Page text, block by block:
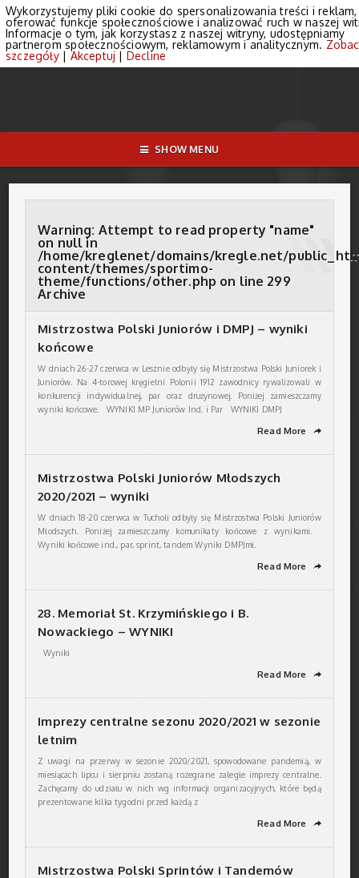
SHOW MENU
Warning: Attempt to read property "name"
on null in
/home/kreglenet/domains/kregle.net/
content/themes/sportimo-
theme/functions/other.php on line 299
Archive
Mistrzostwa Polski Juniorów i DMPJ – wyniki
końcowe
W dniach 26-27 czerwca w Lesznie odbyły się Mistrzostwa Polski Juniorek i
Juniorów. Na 4-torowej kręgielni Polonii 1912 zawodnicy rywalizowali w
konkurencji indywidualnej, par oraz drużynowej. Poniżej zamieszczamy
wyniki końcowe. WYNIKI MP Juniorów Ind. i Par WYNIKI DMPJ
Read More ➦
Mistrzostwa Polski Juniorów Młodszych
2020/2021 – wyniki
W dniach 18-20 czerwca w Tucholi odbyły się Mistrzostwa Polski Juniorów
Młodszych. Poniżej zamieszczamy komunikaty końcowe z wynikami.
Wyniki końcowe ind., par, sprint, tandem Wyniki DMPJmł.
Read More ➦
28. Memoriał St. Krzymińskiego i B.
Nowackiego – WYNIKI
Wyniki
Read More ➦
Imprezy centralne sezonu 2020/2021 w sezonie
letnim
Z uwagi na przerwy w sezonie 2020/2021, spowodowane pandemią, w
miesiącach lipcu i sierpniu zostaną rozegrane zaległe imprezy centralne.
Zachęcamy do udziału w nich wg informacji organizacyjnych, które będą
prezentowane kilka tygodni przed każdą z
Read More ➦
Mistrzostwa Polski Sprintów i Tandemów
Wykorzystujemy pliki cookie do spersonalizowania treści i
oferować funkcje społecznościowe i analizować ruch w naszej
Informacje o tym, jak korzystasz z naszej witryny, udostępniamy
partnerom społecznościowym, reklamowym i analitycznym.
szczegóły| Akceptuj | Decline